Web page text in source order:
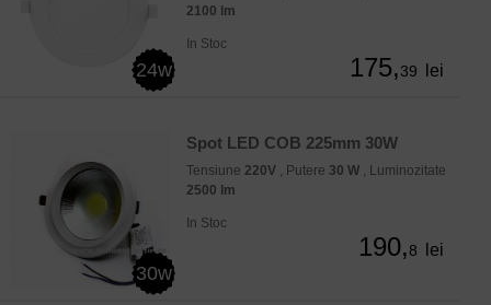
24w
2100 lm
In Stoc
175,39 lei
30w
Spot LED COB 225mm 30W
Tensiune 220V , Putere 30 W , Luminozitate
2500 lm
In Stoc
190,8 lei